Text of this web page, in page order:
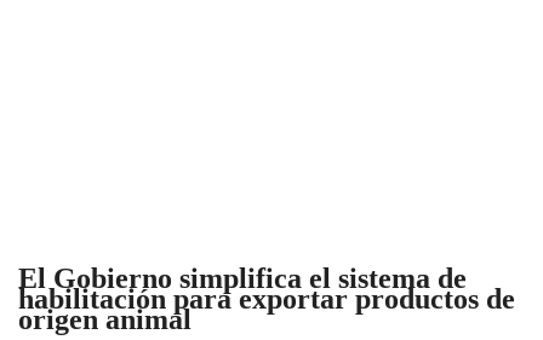
El Gobierno simplifica el sistema de
habilitación para exportar productos de
origen animal